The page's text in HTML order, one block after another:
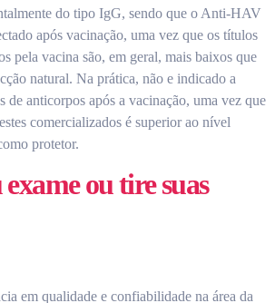
do tipo IgG, sendo que o Anti-HAV
após vacinação, uma vez que os títulos
pela vacina são, em geral, mais baixos que
natural. Na prática, não e indicado a
de anticorpos após a vacinação, uma vez que
comercializados é superior ao nível
protetor.
ou tire suas
em qualidade e confiabilidade na área da